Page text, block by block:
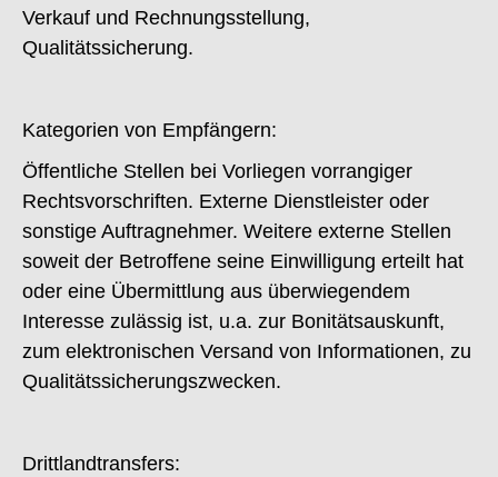
Verkauf und Rechnungsstellung,
Qualitätssicherung.
Kategorien von Empfängern:
Öffentliche Stellen bei Vorliegen vorrangiger
Rechtsvorschriften. Externe Dienstleister oder
sonstige Auftragnehmer. Weitere externe Stellen
soweit der Betroffene seine Einwilligung erteilt hat
oder eine Übermittlung aus überwiegendem
Interesse zulässig ist, u.a. zur Bonitätsauskunft,
zum elektronischen Versand von Informationen, zu
Qualitätssicherungszwecken.
Drittlandtransfers: